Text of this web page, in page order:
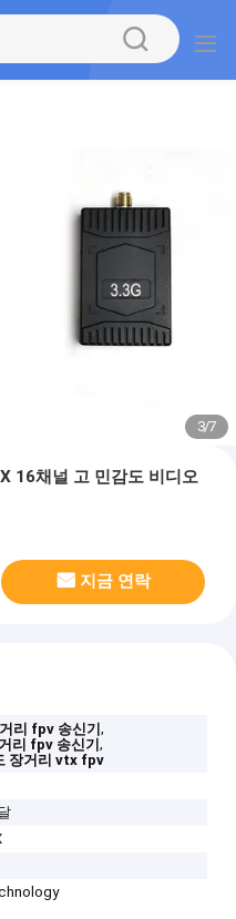
3/7
16채널 고 민감도 비디오
지금 연락
리 fpv 송신기,
리 fpv 송신기,
장거리 vtx fpv